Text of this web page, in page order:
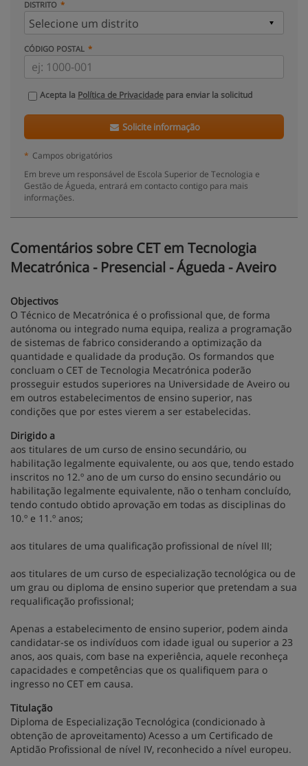
DISTRITO
CÓDIGO POSTAL
Acepta la Política de Privacidade para enviar la solicitud
Solicite informação
* Campos obrigatórios
Em breve um responsável de Escola Superior de Tecnologia e
Gestão de Águeda, entrará em contacto contigo para mais
informações.
Comentários sobre CET em Tecnologia
Mecatrónica - Presencial - Águeda - Aveiro
Objectivos
O Técnico de Mecatrónica é o profissional que, de forma
autónoma ou integrado numa equipa, realiza a programação
de sistemas de fabrico considerando a optimização da
quantidade e qualidade da produção. Os formandos que
concluam o CET de Tecnologia Mecatrónica poderão
prosseguir estudos superiores na Universidade de Aveiro ou
em outros estabelecimentos de ensino superior, nas
condições que por estes vierem a ser estabelecidas.
Dirigido a
aos titulares de um curso de ensino secundário, ou
habilitação legalmente equivalente, ou aos que, tendo estado
inscritos no 12.º ano de um curso do ensino secundário ou
habilitação legalmente equivalente, não o tenham concluído,
tendo contudo obtido aprovação em todas as disciplinas do
10.º e 11.º anos;
aos titulares de uma qualificação profissional de nível III;
aos titulares de um curso de especialização tecnológica ou de
um grau ou diploma de ensino superior que pretendam a sua
requalificação profissional;
Apenas a estabelecimento de ensino superior, podem ainda
candidatar-se os indivíduos com idade igual ou superior a 23
anos, aos quais, com base na experiência, aquele reconheça
capacidades e competências que os qualifiquem para o
ingresso no CET em causa.
Titulação
Diploma de Especialização Tecnológica (condicionado à
obtenção de aproveitamento) Acesso a um Certificado de
Aptidão Profissional de nível IV, reconhecido a nível europeu.